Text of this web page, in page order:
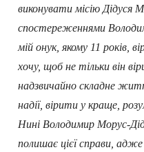
виконувати місію Дідуся
спостереженнями
мій онук, якому 11 років,
хочу, щоб не тільки він
надзвичайно складне
надії, вірити у краще,
Нині Володимир Морус-
полишає цієї справи,